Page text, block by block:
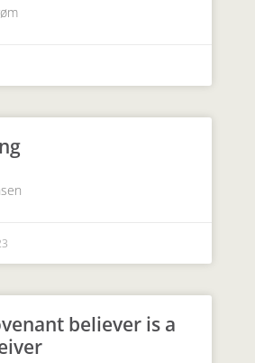
believer is a